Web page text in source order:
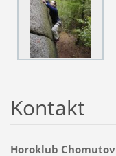
Kontakt
Horoklub Chomutov